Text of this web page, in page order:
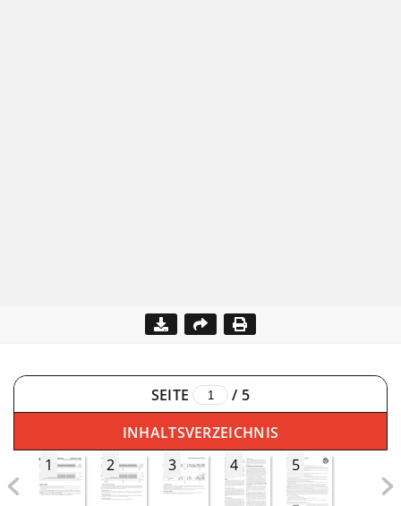
SEITE / 5
INHALTSVERZEICHNIS
1
2 3 4 5